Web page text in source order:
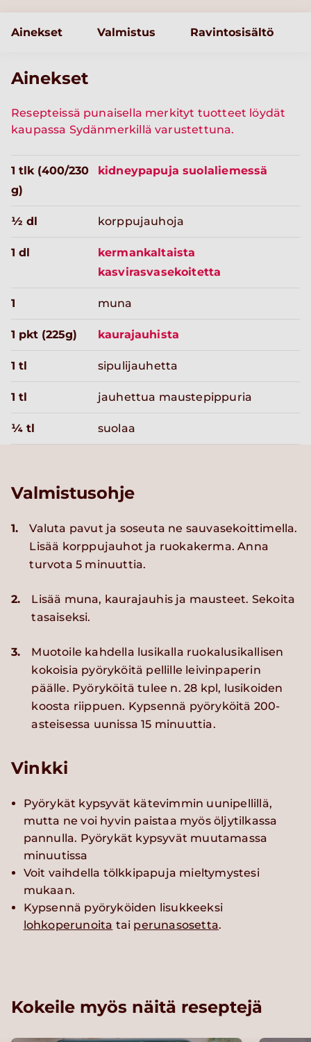
Ainekset Valmistus Ravintosisältö
Ainekset
Resepteissä punaisella merkityt tuotteet löydät
kaupassa Sydänmerkillä varustettuna.
1 tlk (400/230
g)
kidneypapuja suolaliemessä
½ dl korppujauhoja
1 dl
kermankaltaista
kasvirasvasekoitetta
1 muna
1 pkt (225g) kaurajauhista
1 tl sipulijauhetta
1 tl jauhettua maustepippuria
¼ tl suolaa
Valmistusohje
1.
Valuta pavut ja soseuta ne sauvasekoittimella.
Lisää korppujauhot ja ruokakerma. Anna
turvota 5 minuuttia.
2.
Lisää muna, kaurajauhis ja mausteet. Sekoita
tasaiseksi.
3.
Muotoile kahdella lusikalla ruokalusikallisen
kokoisia pyöryköitä pellille leivinpaperin
päälle. Pyöryköitä tulee n. 28 kpl, lusikoiden
koosta riippuen. Kypsennä pyöryköitä 200-
asteisessa uunissa 15 minuuttia.
Vinkki
Pyörykät kypsyvät kätevimmin uunipellillä,
mutta ne voi hyvin paistaa myös öljytilkassa
pannulla. Pyörykät kypsyvät muutamassa
minuutissa
Voit vaihdella tölkkipapuja mieltymystesi
mukaan.
Kypsennä pyöryköiden lisukkeeksi
lohkoperunoita tai perunasosetta.
Kokeile myös näitä reseptejä